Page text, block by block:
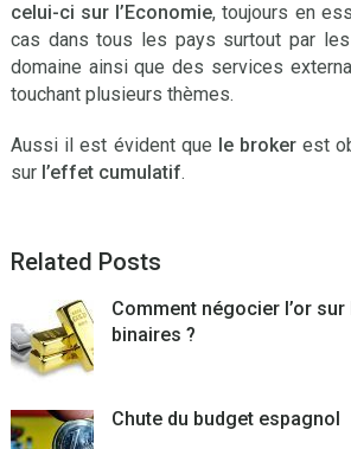
celui-ci sur l’Economie, toujours en
cas dans tous les pays surtout par
domaine ainsi que des services
touchant plusieurs thèmes.
Aussi il est évident que le broker est
sur l’effet cumulatif.
Related Posts
Comment négocier l’or
binaires ?
Chute du budget espagnol